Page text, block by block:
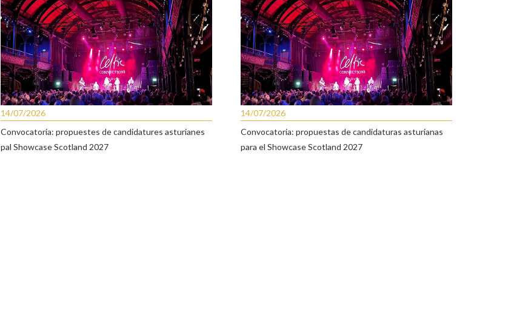
14/07/2026
Convocatoria: propuestes de candidatures asturianes
pal Showcase Scotland 2027
14/07/2026
Convocatoria: propuestas de candidaturas asturianas
para el Showcase Scotland 2027